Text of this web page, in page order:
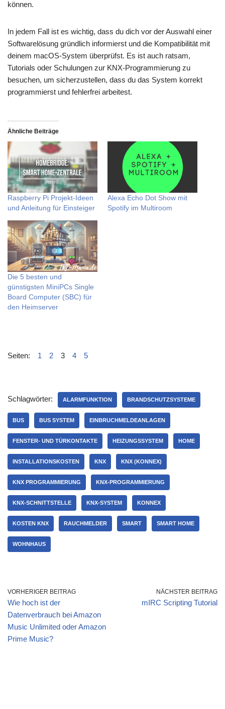
können.
In jedem Fall ist es wichtig, dass du dich vor der Auswahl einer
Softwarelösung gründlich informierst und die Kompatibilität mit
deinem macOS-System überprüfst. Es ist auch ratsam,
Tutorials oder Schulungen zur KNX-Programmierung zu
besuchen, um sicherzustellen, dass du das System korrekt
programmierst und fehlerfrei arbeitest.
Ähnliche Beiträge
Raspberry Pi Projekt-Ideen
und Anleitung für Einsteiger
Alexa Echo Dot Show mit
Spotify im Multiroom
Die 5 besten und
günstigsten MiniPCs Single
Board Computer (SBC) für
den Heimserver
Seiten: 1 2 3 4 5
Schlagwörter: ALARMFUNKTION BRANDSCHUTZSYSTEME
BUS BUS SYSTEM EINBRUCHMELDEANLAGEN
FENSTER- UND TÜRKONTAKTE HEIZUNGSSYSTEM HOME
INSTALLATIONSKOSTEN KNX KNX (KONNEX)
KNX PROGRAMMIERUNG KNX-PROGRAMMIERUNG
KNX-SCHNITTSTELLE KNX-SYSTEM KONNEX
KOSTEN KNX RAUCHMELDER SMART SMART HOME
WOHNHAUS
VORHERIGER BEITRAG
Wie hoch ist der
Datenverbrauch bei Amazon
Music Unlimited oder Amazon
Prime Music?
NÄCHSTER BEITRAG
mIRC Scripting Tutorial